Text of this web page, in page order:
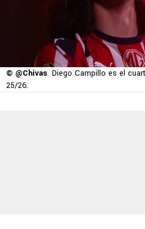
© @Chivas Diego Campillo es el
25/26.